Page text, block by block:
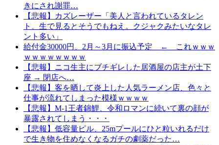
きにされ謝罪…
【悲報】カズレーザー「美人と言われているタレン
ト、生で見るとそうでもねえ。クジャクみたいなタレ
ント多い」
給付金30000円、2月～3月に振込予定 ← これｗｗｗ
ｗｗｗｗｗｗｗｗ
【悲報】ニコ生主にブチギレした居酒屋の店主が土下
座 → 閉店へ…
【悲報】客を晒して炎上した人気ラーメン店、色々と
仕事が流れてしまった模様ｗｗｗｗ
【悲報】M-1王者錦鯉、令和ロマンに続いて裏の顔が
暴露されてしまう・・・
【悲報】低容量ピル、25mプールにひと粒いれるだけ
で生き物を住めなくなるガチの劇薬だった…